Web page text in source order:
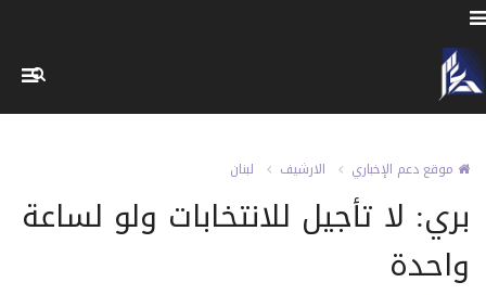
موقع دعم الإخباري الارشيف لبنان
بري: لا تأجيل للانتخابات ولو لساعة
واحدة